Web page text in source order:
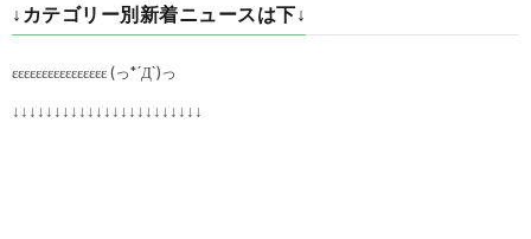
↓カテゴリー別新着ニュースは下↓
εεεεεεεεεεεεεεεε (っ*´Д`)っ
↓↓↓↓↓↓↓↓↓↓↓↓↓↓↓↓↓↓↓↓↓↓↓